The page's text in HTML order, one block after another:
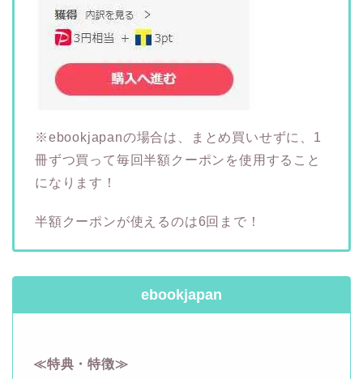
※ebookjapanの場合は、まとめ買いせずに、1
冊ずつ買って毎回半額クーポンを使用すること
になります！
半額クーポンが使えるのは6回まで！
ebookjapan
≪特典・特徴≫